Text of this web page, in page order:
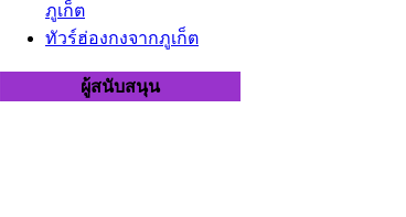
ภูเก็ต
ทัวร์ฮ่องกงจากภูเก็ต
ผู้สนับสนุน